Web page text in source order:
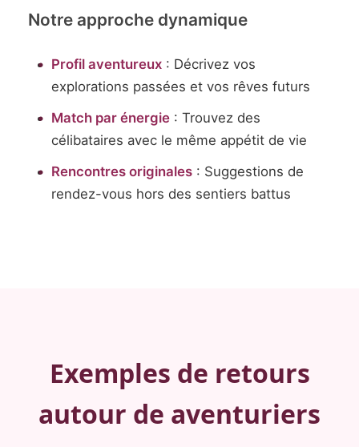
Notre approche dynamique
Profil aventureux: Décrivez vos
explorations passées et vos rêves futurs
Match par énergie: Trouvez des
célibataires avec le même appétit de vie
Rencontres originales: Suggestions de
rendez-vous hors des sentiers battus
Exemples de retours
autour de aventuriers